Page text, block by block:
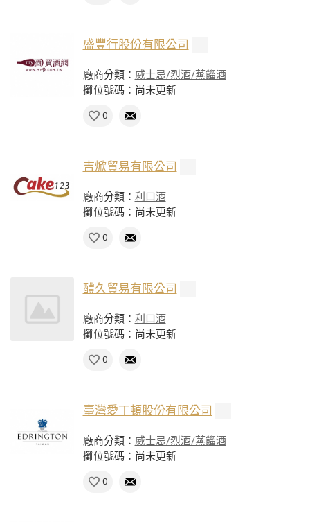
盛豐行股份有限公司
廠商分類： 威士忌/烈酒/蒸餾酒
攤位號碼：尚未更新
0
吉焮貿易有限公司
廠商分類： 利口酒
攤位號碼：尚未更新
0
醴久貿易有限公司
廠商分類： 利口酒
攤位號碼：尚未更新
0
臺灣愛丁頓股份有限公司
廠商分類： 威士忌/烈酒/蒸餾酒
攤位號碼：尚未更新
0